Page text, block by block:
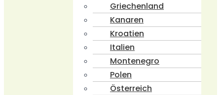
Griechenland
Kanaren
Kroatien
Italien
Montenegro
Polen
Österreich